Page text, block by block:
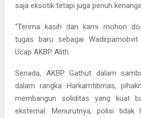
saja eksotik tetapi juga penuh
“Terima kasih dan kami mohon
tugas baru sebagai
Ucap AKBP Alith.
Senada, AKBP Gathut dalam
dalam rangka Harkamtibmas,
membangun soliditas yang kuat
eksternal. Menurutnya, polisi tidak